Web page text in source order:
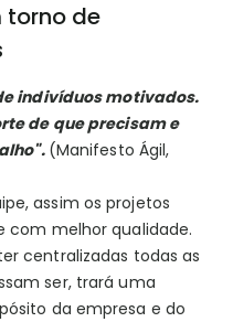
torno de
indivíduos motivados.
de que precisam e
(Manifesto Ágil,
assim os projetos
com melhor qualidade.
centralizadas todas as
ser, trará uma
da empresa e do